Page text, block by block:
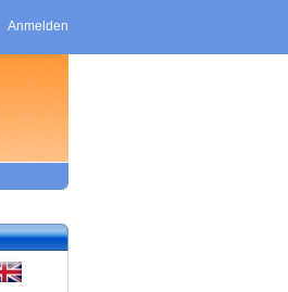
Anmelden